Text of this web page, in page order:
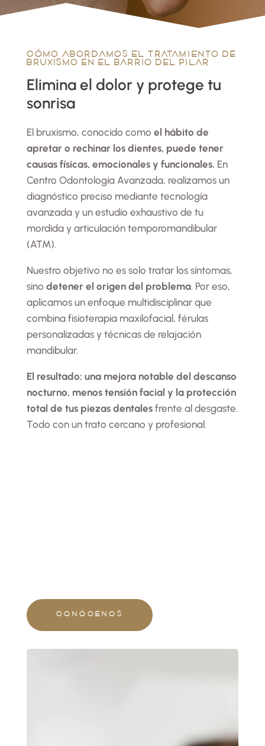
CÓMO ABORDAMOS EL TRATAMIENTO DE
BRUXISMO EN EL BARRIO DEL PILAR
Elimina el dolor y protege tu
sonrisa
El bruxismo, conocido como el hábito de
apretar o rechinar los dientes, puede tener
causas físicas, emocionales y funcionales. En
Centro Odontología Avanzada, realizamos un
diagnóstico preciso mediante tecnología
avanzada y un estudio exhaustivo de tu
mordida y articulación temporomandibular
(ATM).
Nuestro objetivo no es solo tratar los síntomas,
sino detener el origen del problema. Por eso,
aplicamos un enfoque multidisciplinar que
combina fisioterapia maxilofacial, férulas
personalizadas y técnicas de relajación
mandibular.
El resultado: una mejora notable del descanso
nocturno, menos tensión facial y la protección
total de tus piezas dentalesfrente al desgaste.
Todo con un trato cercano y profesional.
CONÓCENOS